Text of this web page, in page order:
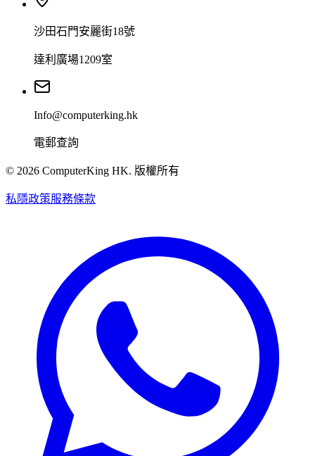
沙田石門安麗街18號
達利廣場1209室
Info@computerking.hk
電郵查詢
© 2026 ComputerKing HK. 版權所有
私隱政策服務條款